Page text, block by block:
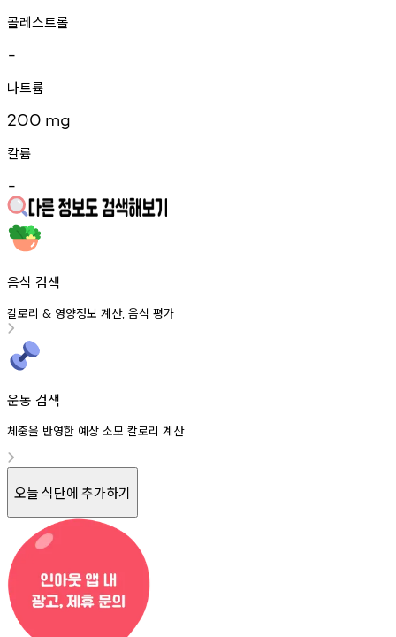
콜레스트롤
-
나트륨
200 mg
칼륨
-
음식 검색
칼로리 & 영양정보 계산, 음식 평가
운동 검색
체중을 반영한 예상 소모 칼로리 계산
오늘 식단에 추가하기